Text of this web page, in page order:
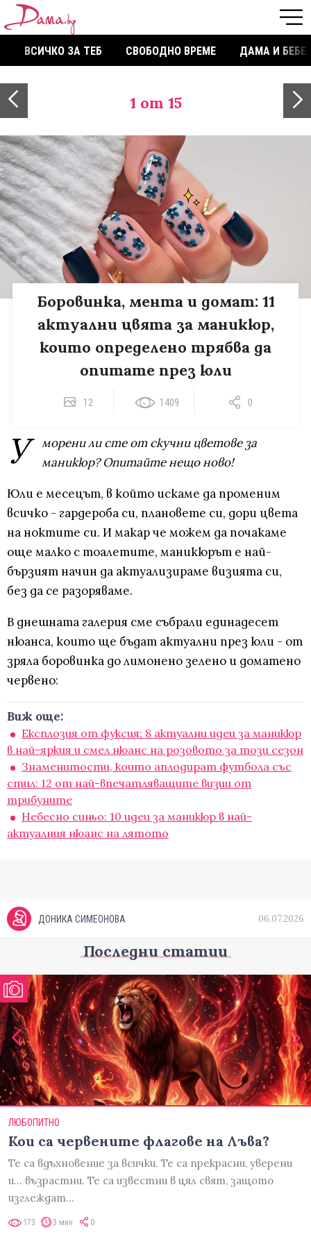
ВСИЧКО ЗА ТЕБ СВОБОДНО ВРЕМЕ ДАМА И БЕБЕ
1 от 15
Боровинка, мента и домат: 11
актуални цвята за маникюр,
които определено трябва да
опитате през юли
12 1409 0
У
морени ли сте от скучни цветове за
маникюр? Опитайте нещо ново!
Юли е месецът, в който искаме да променим
всичко - гардероба си, плановете си, дори цвета
на ноктите си. И макар че можем да почакаме
още малко с тоалетите, маникюрът е най-
бързият начин да актуализираме визията си,
без да се разоряваме.
В днешната галерия сме събрали единадесет
нюанса, които ще бъдат актуални през юли - от
зряла боровинка до лимонено зелено и доматено
червено:
Виж още:
Експлозия от фуксия: 8 актуални идеи за маникюр
в най-яркия и смел нюанс на розовото за този сезон
Знаменитости, които аплодират футбола със
стил: 12 от най-впечатляващите визии от
трибуните
Небесно синьо: 10 идеи за маникюр в най-
актуалния нюанс на лятото
ДОНИКА СИМЕОНОВА 06.07.2026
Последни статии
ЛЮБОПИТНО
Кои са червените флагове на Лъва?
Те са вдъхновение за всички. Те са прекрасни, уверени
и... възрастни. Те са известни в цял свят, защото
изглеждат…
173 3 мин 0